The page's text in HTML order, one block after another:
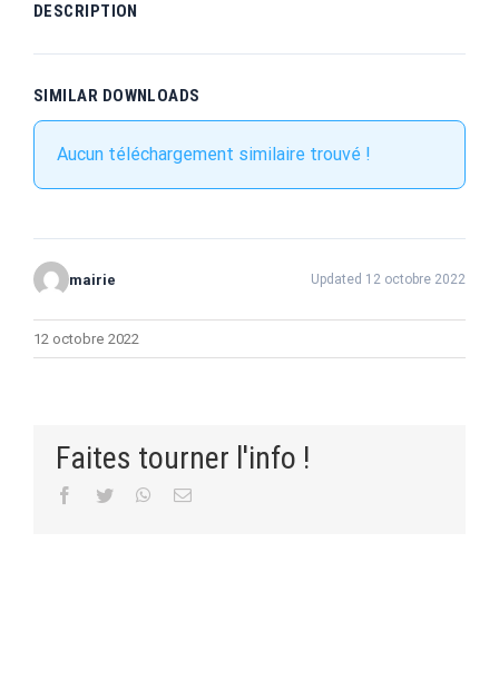
DESCRIPTION
SIMILAR DOWNLOADS
Aucun téléchargement similaire trouvé !
mairie Updated 12 octobre 2022
12 octobre 2022
Faites tourner l'info !
Facebook
Twitter WhatsApp
Email